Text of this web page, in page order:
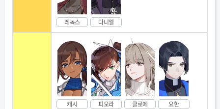
레녹스 다니엘
캐시 피오라 클로에 요한